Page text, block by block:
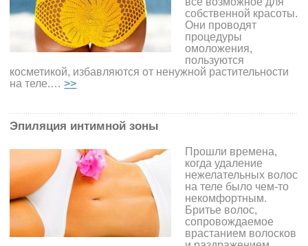
собственной красоты.
Они проводят
процедуры
омоложения,
пользуются
косметикой, избавляются от ненужной растительности
на теле.…>>
Эпиляция интимной зоны
Прошли времена,
когда удаление
нежелательных волос
на теле было чем-то
некомфортным.
Бритье волос,
сопровождаемое
врастанием волосков